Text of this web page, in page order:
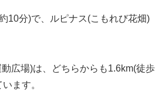
10分)で、ルピナス(こもれび花畑)
広場)は、どちらからも1.6km(徒歩
ます。